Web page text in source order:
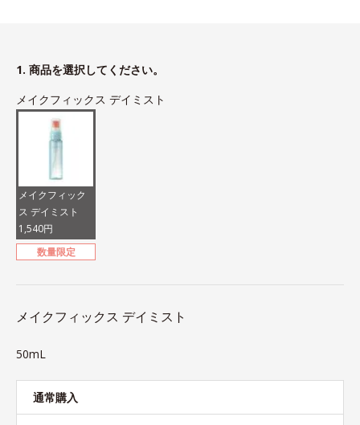
1. 商品を選択してください。
メイクフィックス デイミスト
メイクフィック
ス デイミスト
1,540円
数量限定
メイクフィックス デイミスト
50mL
通常購入